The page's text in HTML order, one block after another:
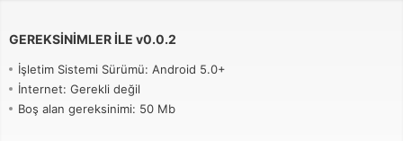
GEREKSINIMLER ILE v0.0.2
İşletim Sistemi Sürümü: Android 5.0+
İnternet: Gerekli değil
Boş alan gereksinimi: 50 Mb